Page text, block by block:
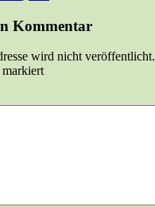
Kommentar
wird nicht veröffentlicht.
markiert